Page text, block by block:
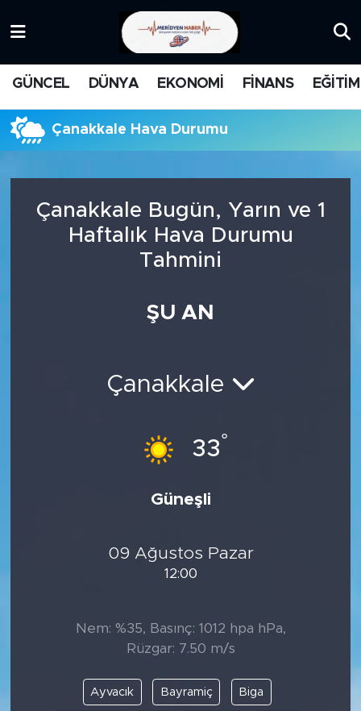
GÜNCEL DÜNYA EKONOMİ FİNANS EĞİTİM
Çanakkale Hava Durumu
Çanakkale Bugün, Yarın ve 1
Haftalık Hava Durumu
Tahmini
ŞU AN
Çanakkale
33°
Güneşli
09 Ağustos Pazar
12:00
Nem: %35, Basınç: 1012 hpa hPa,
Rüzgar: 7.50 m/s
Ayvacık Bayramiç Biga
FİNANS
BİLİM-TEKNOLOJİ
POLİTİKA
Süper Lig Puan Durumu ve Fikstür
Tüm Manşetler
Son Dakika Haberleri